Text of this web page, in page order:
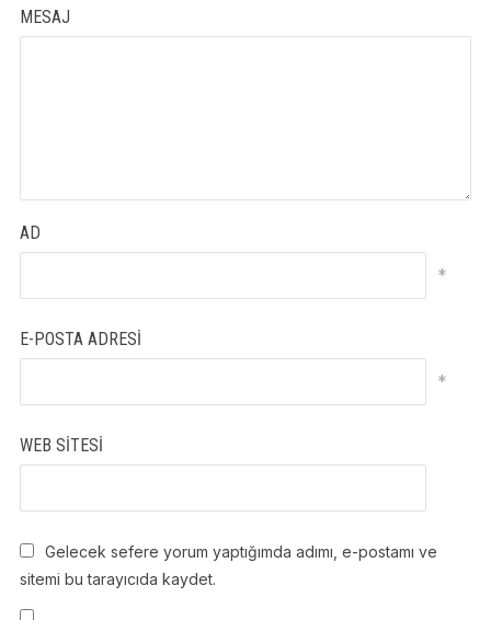
MESAJ
AD
*
E-POSTA ADRESI
*
WEB SITESI
Gelecek sefere yorum yaptığımda adımı, e-postamı ve
sitemi bu tarayıcıda kaydet.